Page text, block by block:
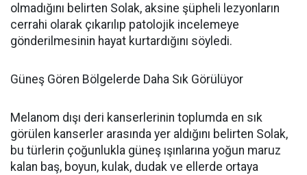
olmadığını belirten Solak, aksine şüpheli lezyonların
cerrahi olarak çıkarılıp patolojik incelemeye
gönderilmesinin hayat kurtardığını söyledi.
Güneş Gören Bölgelerde Daha Sık Görülüyor
Melanom dışı deri kanserlerinin toplumda en sık
görülen kanserler arasında yer aldığını belirten Solak,
bu türlerin çoğunlukla güneş ışınlarına yoğun maruz
kalan baş, boyun, kulak, dudak ve ellerde ortaya